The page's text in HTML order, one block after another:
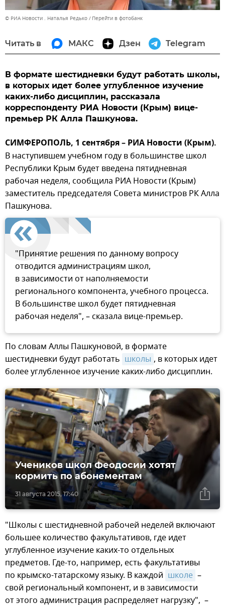
© РИА Новости . Наталья Редько Перейти в фотобанк
Читать в МАКС Дзен Telegram
В формате шестидневки будут работать школы,
в которых идет более углубленное изучение
каких-либо дисциплин, рассказала
корреспонденту РИА Новости (Крым) вице-
премьер РК Алла Пашкунова.
СИМФЕРОПОЛЬ, 1 сентября – РИА Новости (Крым).
В наступившем учебном году в большинстве школ
Республики Крым будет введена пятидневная
рабочая неделя, сообщила РИА Новости (Крым)
заместитель председателя Совета министров РК Алла
Пашкунова.
"Принятие решения по данному вопросу
отводится администрациям школ,
в зависимости от наполняемости
регионального компонента, учебного процесса.
В большинстве школ будет пятидневная
рабочая неделя", – сказала вице-премьер.
По словам Аллы Пашкуновой, в формате
шестидневки будут работать школы , в которых идет
более углубленное изучение каких-либо дисциплин.
31 августа 2015, 17:40
Учеников школ Феодосии хотят
кормить по абонементам
"Школы с шестидневной рабочей неделей включают
большее количество факультативов, где идет
углубленное изучение каких-то отдельных
предметов. Где-то, например, есть факультативы
по крымско-татарскому языку. В каждой школе –
свой региональный компонент, и в зависимости
от этого администрация распределяет нагрузку", –